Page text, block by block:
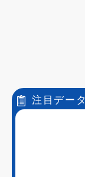
注目データ